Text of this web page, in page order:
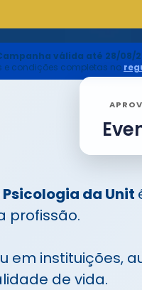
válida até 28/
e condições completas no
da Unit
profissão.
em instituições,
de vida.